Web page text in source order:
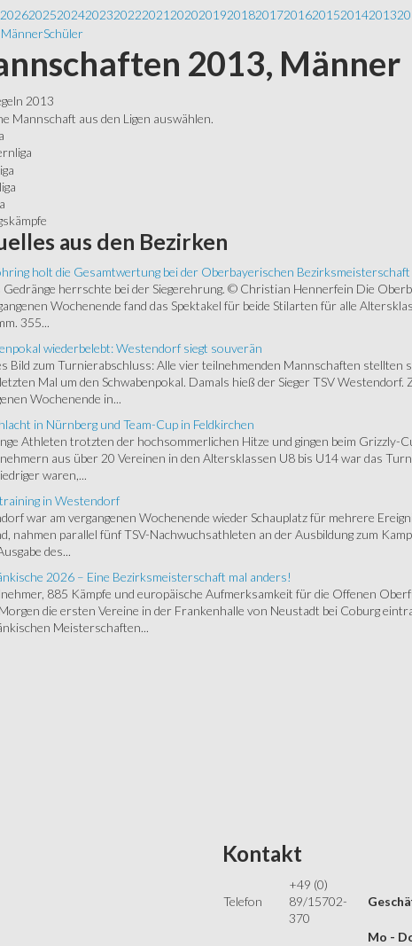
202620252024202320222021 20202019201820172016201520142013
MännerSchüler
2013, Männer
2013
Mannschaft aus den Ligen auswählen.
aus den Bezirken
holt die Gesamtwertung bei der Oberbayerischen Bezirksmeisterschaft
herrschte bei der Siegerehrung. © Christian Hennerfein Die
Wochenende fand das Spektakel für beide Stilarten für alle
355...
wiederbelebt: Westendorf siegt souverän
Bild zum Turnierabschluss: Alle vier teilnehmenden Mannschaften stellten
Mal um den Schwabenpokal. Damals hieß der Sieger TSV
Wochenende in...
in Nürnberg und Team-Cup in Feldkirchen
Athleten trotzten der hochsommerlichen Hitze und gingen beim Grizzly-
aus über 20 Vereinen in den Altersklassen U8 bis U14 war das
waren,...
in Westendorf
war am vergangenen Wochenende wieder Schauplatz für mehrere
nahmen parallel fünf TSV-Nachwuchsathleten an der Ausbildung zum
des...
2026 – Eine Bezirksmeisterschaft mal anders!
885 Kämpfe und europäische Aufmerksamkeit für die Offenen
die ersten Vereine in der Frankenhalle von Neustadt bei Coburg
Meisterschaften...
Kontakt
Telefon
+49 (0)
89/15702-
370
Mo -